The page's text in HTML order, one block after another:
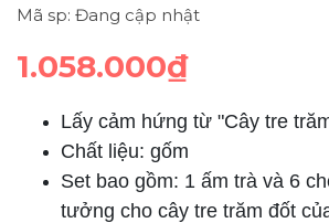
Mã sp: Đang cập nhật
1.058.000₫
Lấy cảm hứng từ "Cây tre
Chất liệu: gốm
Set bao gồm: 1 ấm trà và 6
tưởng cho cây tre trăm đốt